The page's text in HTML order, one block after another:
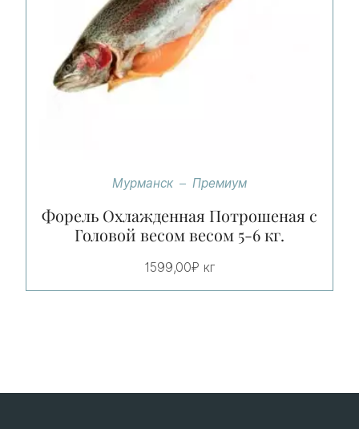
Мурманск Премиум
Форель Охлажденная Потрошеная с
Головой весом весом 5-6 кг.
1599,00₽ кг